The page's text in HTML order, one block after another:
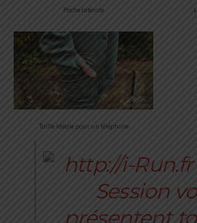
Poche latérale
Taille idéale pour un téléphone